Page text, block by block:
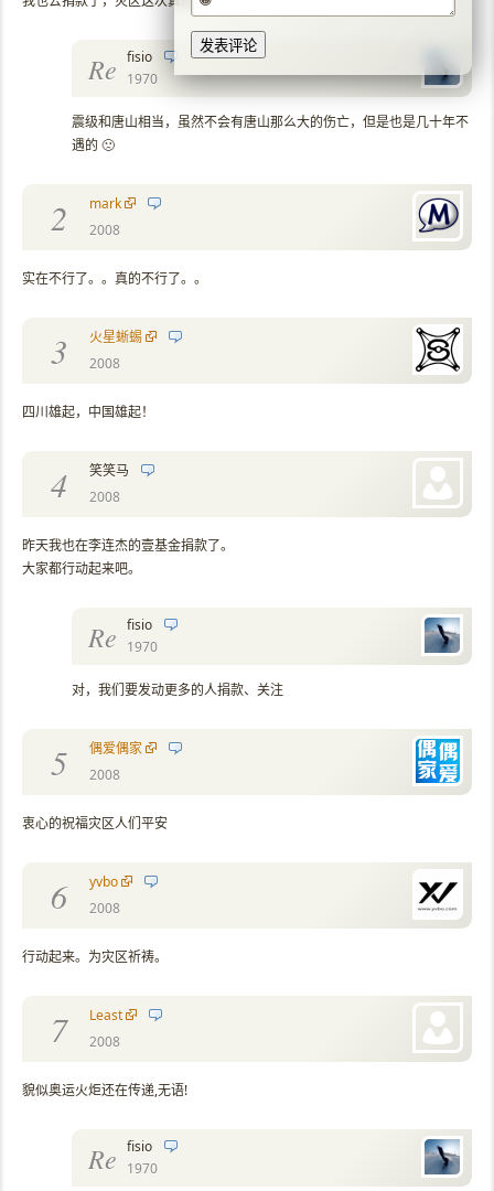
Re fisio
1970
震级和唐山相当，虽然不会有唐山那么大的伤亡，但是也是几十年不
遇的 🙁
2
mark
2008
实在不行了。。真的不行了。。
3
火星蜥蜴
2008
四川雄起，中国雄起！
4
笑笑马
2008
昨天我也在李连杰的壹基金捐款了。
大家都行动起来吧。
Re fisio
1970
对，我们要发动更多的人捐款、关注
5
偶爱偶家
2008
衷心的祝福灾区人们平安
6
yvbo
2008
行动起来。为灾区祈祷。
7
Least
2008
貌似奥运火炬还在传递,无语!
Re fisio
1970